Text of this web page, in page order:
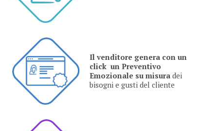
Il venditore genera con un
click un Preventivo
Emozionale su misura dei
bisogni e gusti del cliente